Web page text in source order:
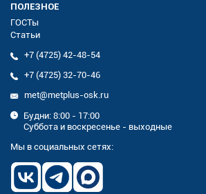
ПОЛЕЗНОЕ
ГОСТы
Статьи
+7 (4725) 42-48-54
+7 (4725) 32-70-46
met@metplus-osk.ru
Будни: 8:00 - 17:00
Суббота и воскресенье - выходные
Мы в социальных сетях: